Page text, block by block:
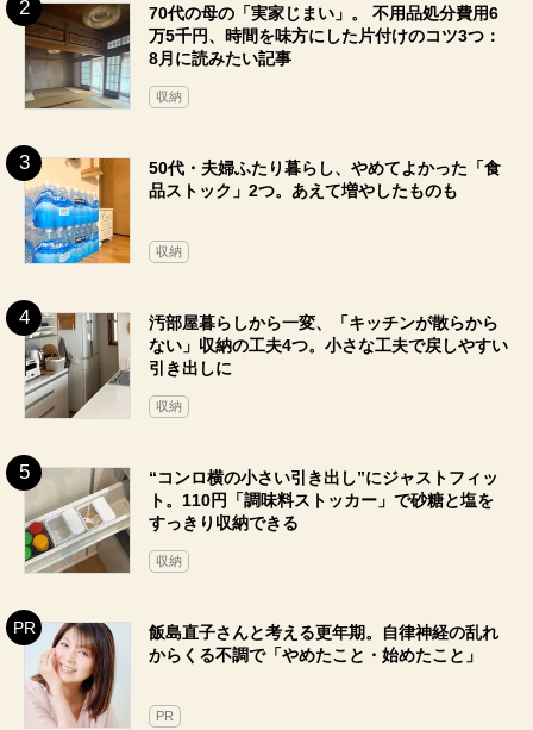
70代の母の「実家じまい」。 不用品処分費用6
万5千円、時間を味方にした片付けのコツ3つ：
8月に読みたい記事
収納
50代・夫婦ふたり暮らし、やめてよかった「食
品ストック」2つ。あえて増やしたものも
収納
汚部屋暮らしから一変、「キッチンが散らから
ない」収納の工夫4つ。小さな工夫で戻しやすい
引き出しに
収納
“コンロ横の小さい引き出し”にジャストフィッ
ト。110円「調味料ストッカー」で砂糖と塩を
すっきり収納できる
収納
飯島直子さんと考える更年期。自律神経の乱れ
からくる不調で「やめたこと・始めたこと」
PR